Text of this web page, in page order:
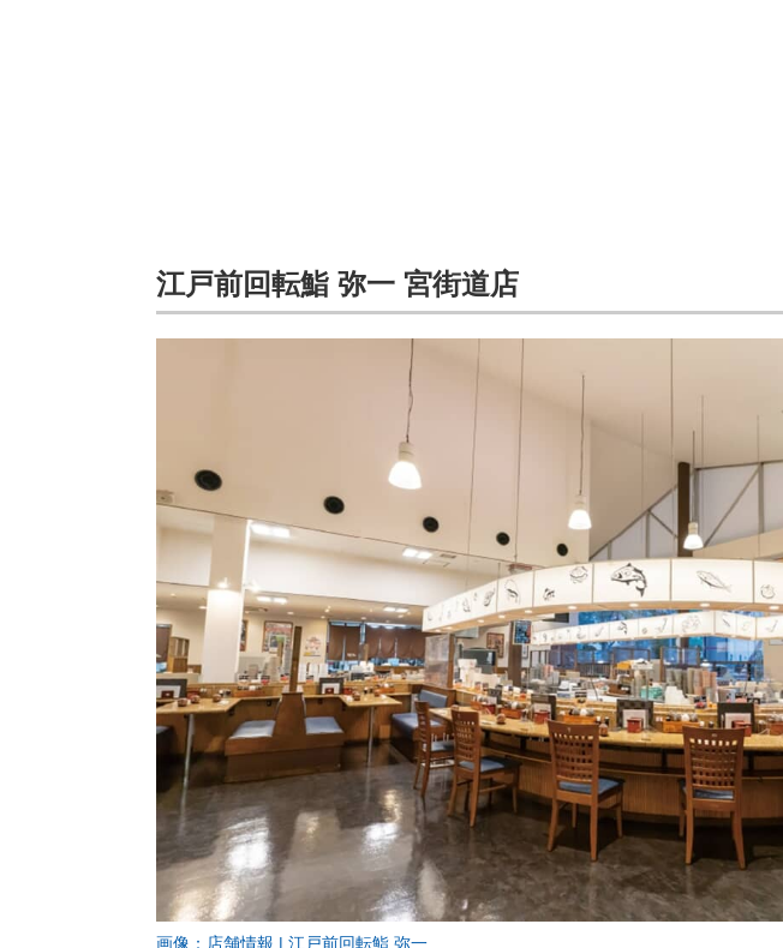
江戸前回転鮨 弥一 宮街道店
画像：店舗情報 | 江戸前回転鮨 弥一